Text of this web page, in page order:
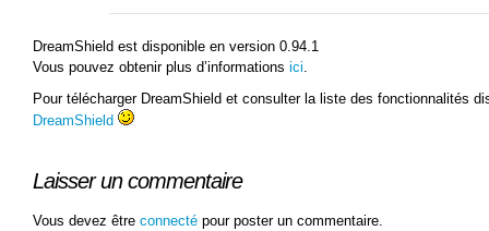
DreamShield est disponible en version 0.94.1
Vous pouvez obtenir plus d’informations ici.
Pour télécharger DreamShield et consulter la liste des fonctionnalités
DreamShield
Laisser un commentaire
Vous devez être connecté pour poster un commentaire.